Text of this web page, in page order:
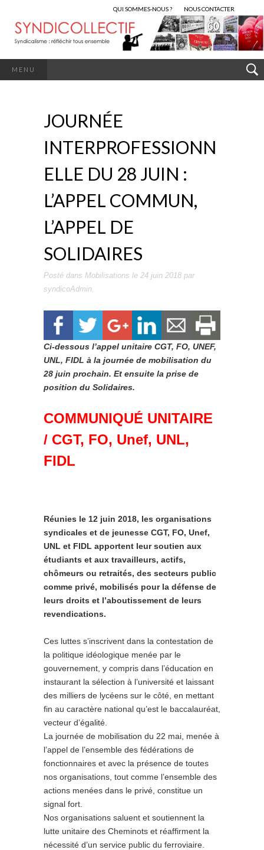
QUI SOMMES-NOUS ? NOUS CONTACTER
MENU
JOURNÉE
INTERPROFESSIONN
ELLE DU 28 JUIN :
L’APPEL COMMUN,
L’APPEL DE
SOLIDAIRES
Posté dans Mobilisations le 24 juin 2018 par
syndicoAdmin.
Ci-dessous l’appel unitaire CGT, FO, UNEF,
UNL, FIDL à la journée de mobilisation du
28 juin prochain. Et ensuite la prise de
position du Solidaires.
COMMUNIQUÉ UNITAIRE
/ CGT, FO, Unef, UNL,
FIDL
Réunies le 12 juin 2018, les organisations
syndicales et de jeunesse CGT, FO, Unef,
UNL et FIDL apportent leur soutien aux
étudiants et aux travailleurs, actifs,
chômeurs ou retraités, des secteurs public
comme privé, mobilisés pour la défense de
leurs droits et l’aboutissement de leurs
revendications.
Ces luttes s’inscrivent dans la contestation de
la politique idéologique menée par le
gouvernement, y compris dans l’éducation en
instaurant la sélection à l’université et laissant
des milliers de lycéens sur le côté, en mettant
fin au caractère national qu’est le baccalauréat,
vecteur d’égalité.
La journée de mobilisation du 22 mai, menée à
l’appel de l’ensemble des fédérations de
fonctionnaires et avec la présence de toutes
nos organisations, tout comme l’ensemble des
actions menées dans le privé, constitue un
signal fort.
Nos organisations saluent et soutiennent la
lutte unitaire des Cheminots et réaffirment la
nécessité d’un service public du ferroviaire.